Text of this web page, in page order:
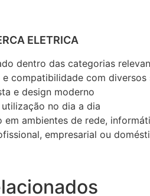
ELETRICA
dentro das categorias
compatibilidade com
e design moderno
no dia a dia
em ambientes de rede,
empresarial ou